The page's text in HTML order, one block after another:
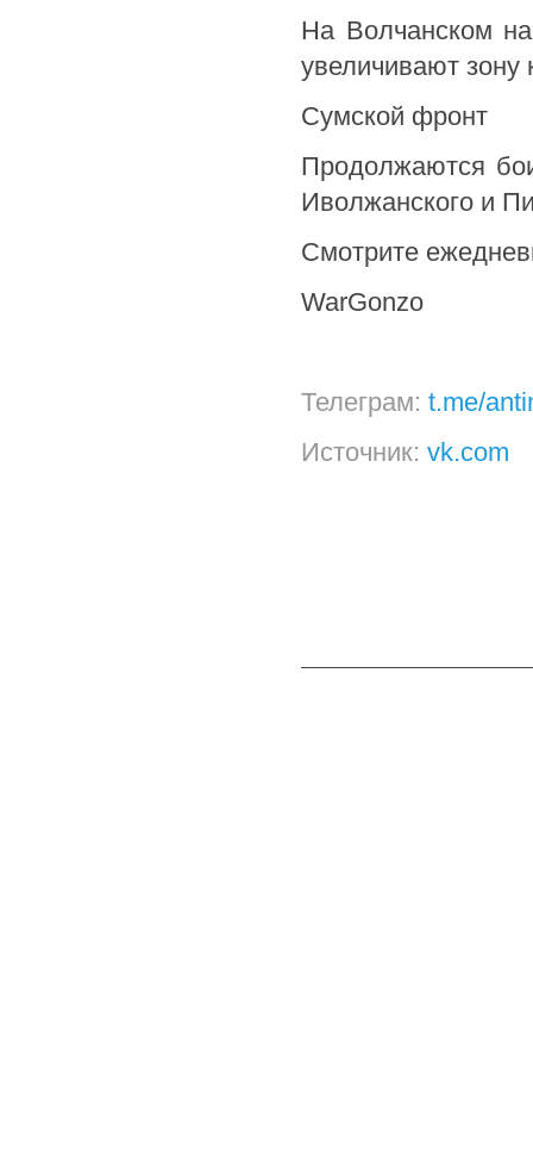
На Волчанском
увеличивают зону
Сумской фронт
Продолжаются
Иволжанского и
Смотрите
WarGonzo
Телеграм: t.me/
Источник: vk.com